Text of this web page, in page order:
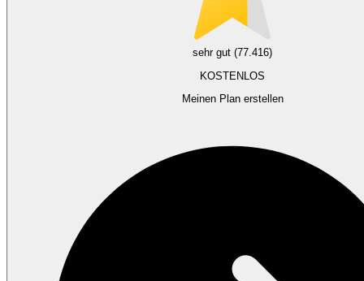
sehr gut (77.416)
KOSTENLOS
Meinen Plan erstellen